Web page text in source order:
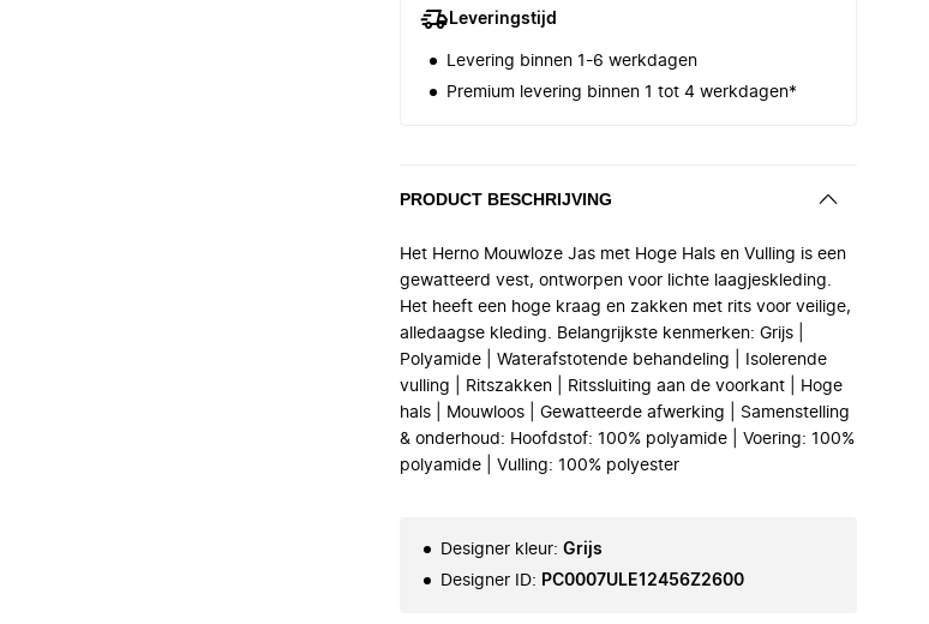
Leveringstijd
Levering binnen 1-6 werkdagen
Premium levering binnen 1 tot 4 werkdagen*
PRODUCT BESCHRIJVING
Het Herno Mouwloze Jas met Hoge Hals en Vulling is een
gewatteerd vest, ontworpen voor lichte laagjeskleding.
Het heeft een hoge kraag en zakken met rits voor veilige,
alledaagse kleding. Belangrijkste kenmerken: Grijs |
Polyamide | Waterafstotende behandeling | Isolerende
vulling | Ritszakken | Ritssluiting aan de voorkant | Hoge
hals | Mouwloos | Gewatteerde afwerking | Samenstelling
& onderhoud: Hoofdstof: 100% polyamide | Voering: 100%
polyamide | Vulling: 100% polyester
Designer kleur: Grijs
Designer ID: PC0007ULE12456Z2600